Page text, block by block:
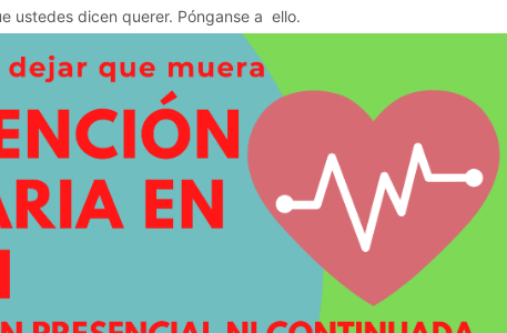
ustedes dicen querer. Pónganse a ello.